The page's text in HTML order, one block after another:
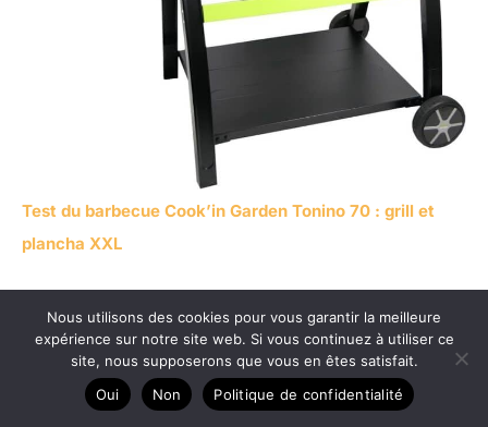
Test du barbecue Cook’in Garden Tonino 70 : grill et
plancha XXL
Copyright © 2026 Le Bien-être Extérieur
Contact
Mentions légales
Nous utilisons des cookies pour vous garantir la meilleure
expérience sur notre site web. Si vous continuez à utiliser ce
site, nous supposerons que vous en êtes satisfait.
Oui
Non Politique de confidentialité